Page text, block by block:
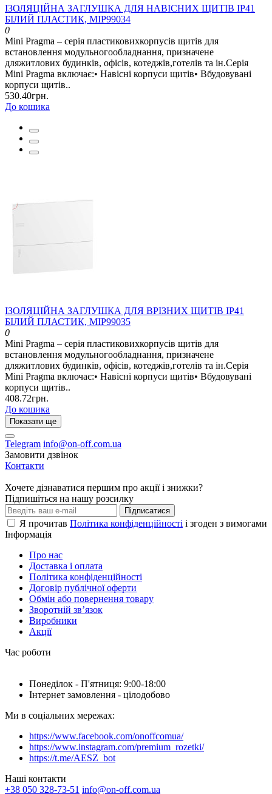
ІЗОЛЯЦІЙНА ЗАГЛУШКА ДЛЯ НАВІСНИХ ЩИТІВ ІР41
БІЛИЙ ПЛАСТИК, MIP99034
0
Mini Pragma – серія пластиковихкорпусів щитів для
встановлення модульногообладнання, призначене
дляжитлових будинків, офісів, котеджів,готелів та ін.Серія
Mini Pragma включає:• Навісні корпуси щитів• Вбудовувані
корпуси щитів..
530.40грн.
До кошика
ІЗОЛЯЦІЙНА ЗАГЛУШКА ДЛЯ ВРІЗНИХ ЩИТІВ ІР41
БІЛИЙ ПЛАСТИК, MIP99035
0
Mini Pragma – серія пластиковихкорпусів щитів для
встановлення модульногообладнання, призначене
дляжитлових будинків, офісів, котеджів,готелів та ін.Серія
Mini Pragma включає:• Навісні корпуси щитів• Вбудовувані
корпуси щитів..
408.72грн.
До кошика
Показати ще
Telegram info@on-off.com.ua
Замовити дзвінок
Контакти
Хочете дізнаватися першим про акції і знижки?
Підпишіться на нашу розсилку
Підписатися
Я прочитав Політика конфіденційності і згоден з вимогами
Інформація
Про нас
Доставка і оплата
Політика конфіденційності
Договір публічної оферти
Обмін або повернення товару
Зворотній зв’язок
Виробники
Акції
Час роботи
Понеділок - П'ятниця: 9:00-18:00
Інтернет замовлення - цілодобово
Ми в соціальних мережах:
https://www.facebook.com/onoffcomua/
https://www.instagram.com/premium_rozetki/
https://t.me/AESZ_bot
Наші контакти
+38 050 328-73-51 info@on-off.com.ua